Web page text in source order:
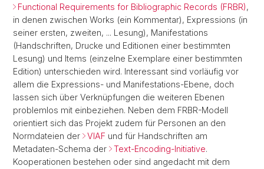
Functional Requirements for Bibliographic Records (FRBR),
in denen zwischen Works (ein Kommentar), Expressions (in
seiner ersten, zweiten, ... Lesung), Manifestations
(Handschriften, Drucke und Editionen einer bestimmten
Lesung) und Items (einzelne Exemplare einer bestimmten
Edition) unterschieden wird. Interessant sind vorläufig vor
allem die Expressions- und Manifestations-Ebene, doch
lassen sich über Verknüpfungen die weiteren Ebenen
problemlos mit einbeziehen. Neben dem FRBR-Modell
orientiert sich das Projekt zudem für Personen an den
Normdateien der
VIAF und für Handschriften am
Metadaten-Schema der
Text-Encoding-Initiative.
Kooperationen bestehen oder sind angedacht mit dem